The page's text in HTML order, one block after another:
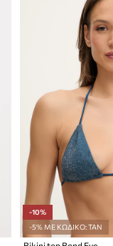
-10%
-5% ΜΕ ΚΩΔΙΚΟ: TAN